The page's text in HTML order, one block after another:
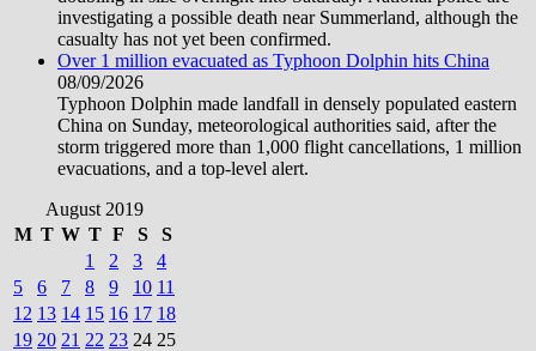
investigating a possible death near Summerland, although the
casualty has not yet been confirmed.
Over 1 million evacuated as Typhoon Dolphin hits China
08/09/2026
Typhoon Dolphin made landfall in densely populated eastern
China on Sunday, meteorological authorities said, after the
storm triggered more than 1,000 flight cancellations, 1 million
evacuations, and a top-level alert.
August 2019
M T W T F S
S
1
2 3
4
5
6 7 8 9 10 11
12 13 14 15 16 17 18
19 20 21 22 23 24 25